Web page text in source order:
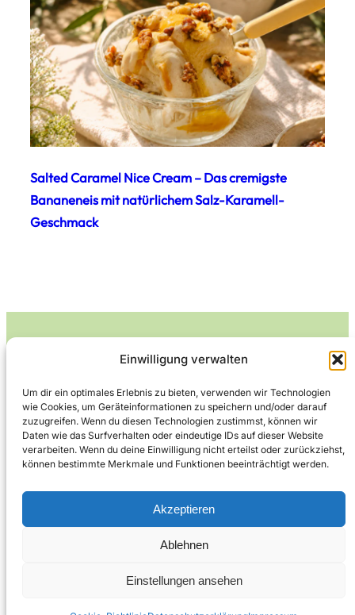
Einwilligung verwalten
Um dir ein optimales Erlebnis zu bieten, verwenden wir Technologien
wie Cookies, um Geräteinformationen zu speichern und/oder darauf
zuzugreifen. Wenn du diesen Technologien zustimmst, können wir
Daten wie das Surfverhalten oder eindeutige IDs auf dieser Website
verarbeiten. Wenn du deine Einwilligung nicht erteilst oder zurückziehst,
können bestimmte Merkmale und Funktionen beeinträchtigt werden.
Akzeptieren
Ablehnen
Einstellungen ansehen
Salted Caramel Nice Cream – Das cremigste
Bananeneis mit natürlichem Salz-Karamell-
Geschmack
Leckerlife
Lecker essen – gesund leben.
Kontakt
Copyright © 2026 Designed by